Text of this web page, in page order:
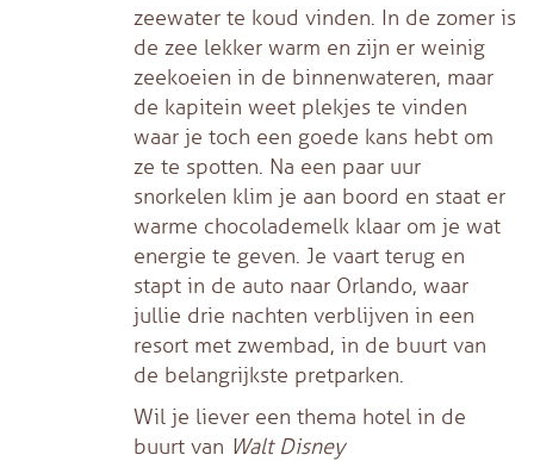
zeewater te koud vinden. In de zomer is
de zee lekker warm en zijn er weinig
zeekoeien in de binnenwateren, maar
de kapitein weet plekjes te vinden
waar je toch een goede kans hebt om
ze te spotten. Na een paar uur
snorkelen klim je aan boord en staat er
warme chocolademelk klaar om je wat
energie te geven. Je vaart terug en
stapt in de auto naar Orlando, waar
jullie drie nachten verblijven in een
resort met zwembad, in de buurt van
de belangrijkste pretparken.
Wil je liever een thema hotel in de
buurt van Walt Disney